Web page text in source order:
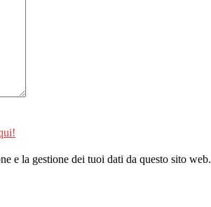
e la gestione dei tuoi dati da questo sito web.